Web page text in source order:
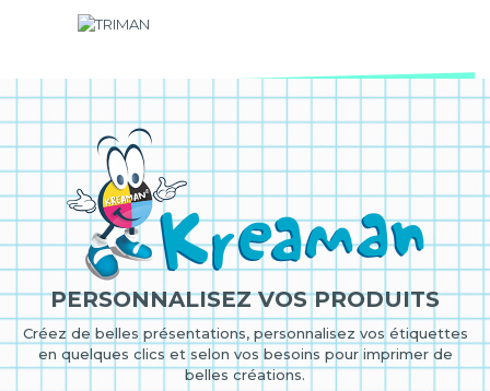
PERSONNALISEZ VOS PRODUITS
Créez de belles présentations, personnalisez vos étiquettes
en quelques clics et selon vos besoins pour imprimer de
belles créations.